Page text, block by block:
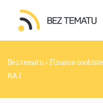
Bez tematu » Finanse osobiste
RAJ